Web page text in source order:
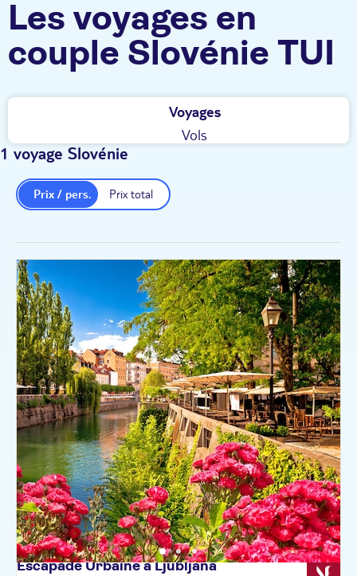
Les voyages en
couple Slovénie TUI
Voyages
Vols
1 voyage Slovénie
Prix total
Prix / pers.
Escapade Urbaine àLjubljana